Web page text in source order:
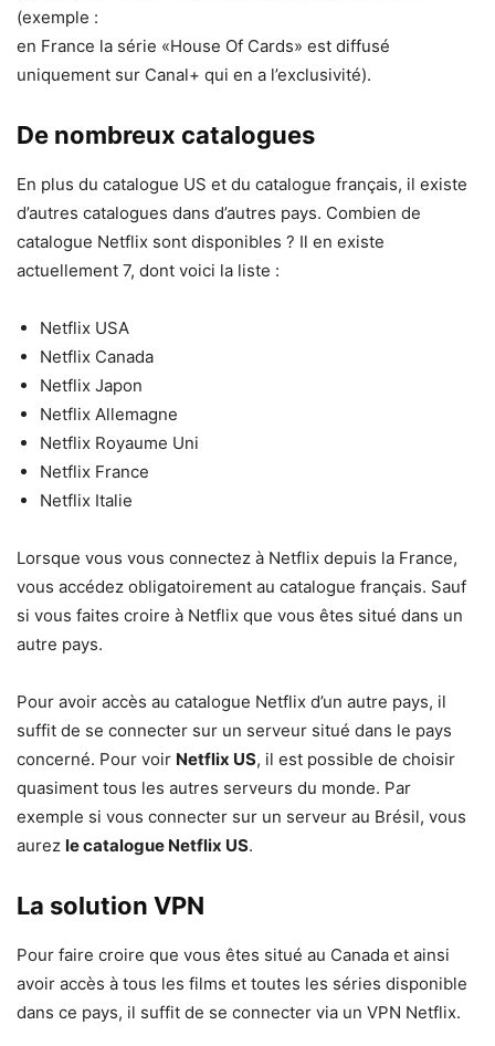
(exemple :
en France la série «House Of Cards» est diffusé
uniquement sur Canal+ qui en a l’exclusivité).
De nombreux catalogues
En plus du catalogue US et du catalogue français, il existe
d’autres catalogues dans d’autres pays. Combien de
catalogue Netflix sont disponibles ? Il en existe
actuellement 7, dont voici la liste :
Netflix USA
Netflix Canada
Netflix Japon
Netflix Allemagne
Netflix Royaume Uni
Netflix France
Netflix Italie
Lorsque vous vous connectez à Netflix depuis la France,
vous accédez obligatoirement au catalogue français. Sauf
si vous faites croire à Netflix que vous êtes situé dans un
autre pays.
Pour avoir accès au catalogue Netflix d’un autre pays, il
suffit de se connecter sur un serveur situé dans le pays
concerné. Pour voir Netflix US, il est possible de choisir
quasiment tous les autres serveurs du monde. Par
exemple si vous connecter sur un serveur au Brésil, vous
aurez le catalogue Netflix US.
La solution VPN
Pour faire croire que vous êtes situé au Canada et ainsi
avoir accès à tous les films et toutes les séries disponible
dans ce pays, il suffit de se connecter via un VPN Netflix.